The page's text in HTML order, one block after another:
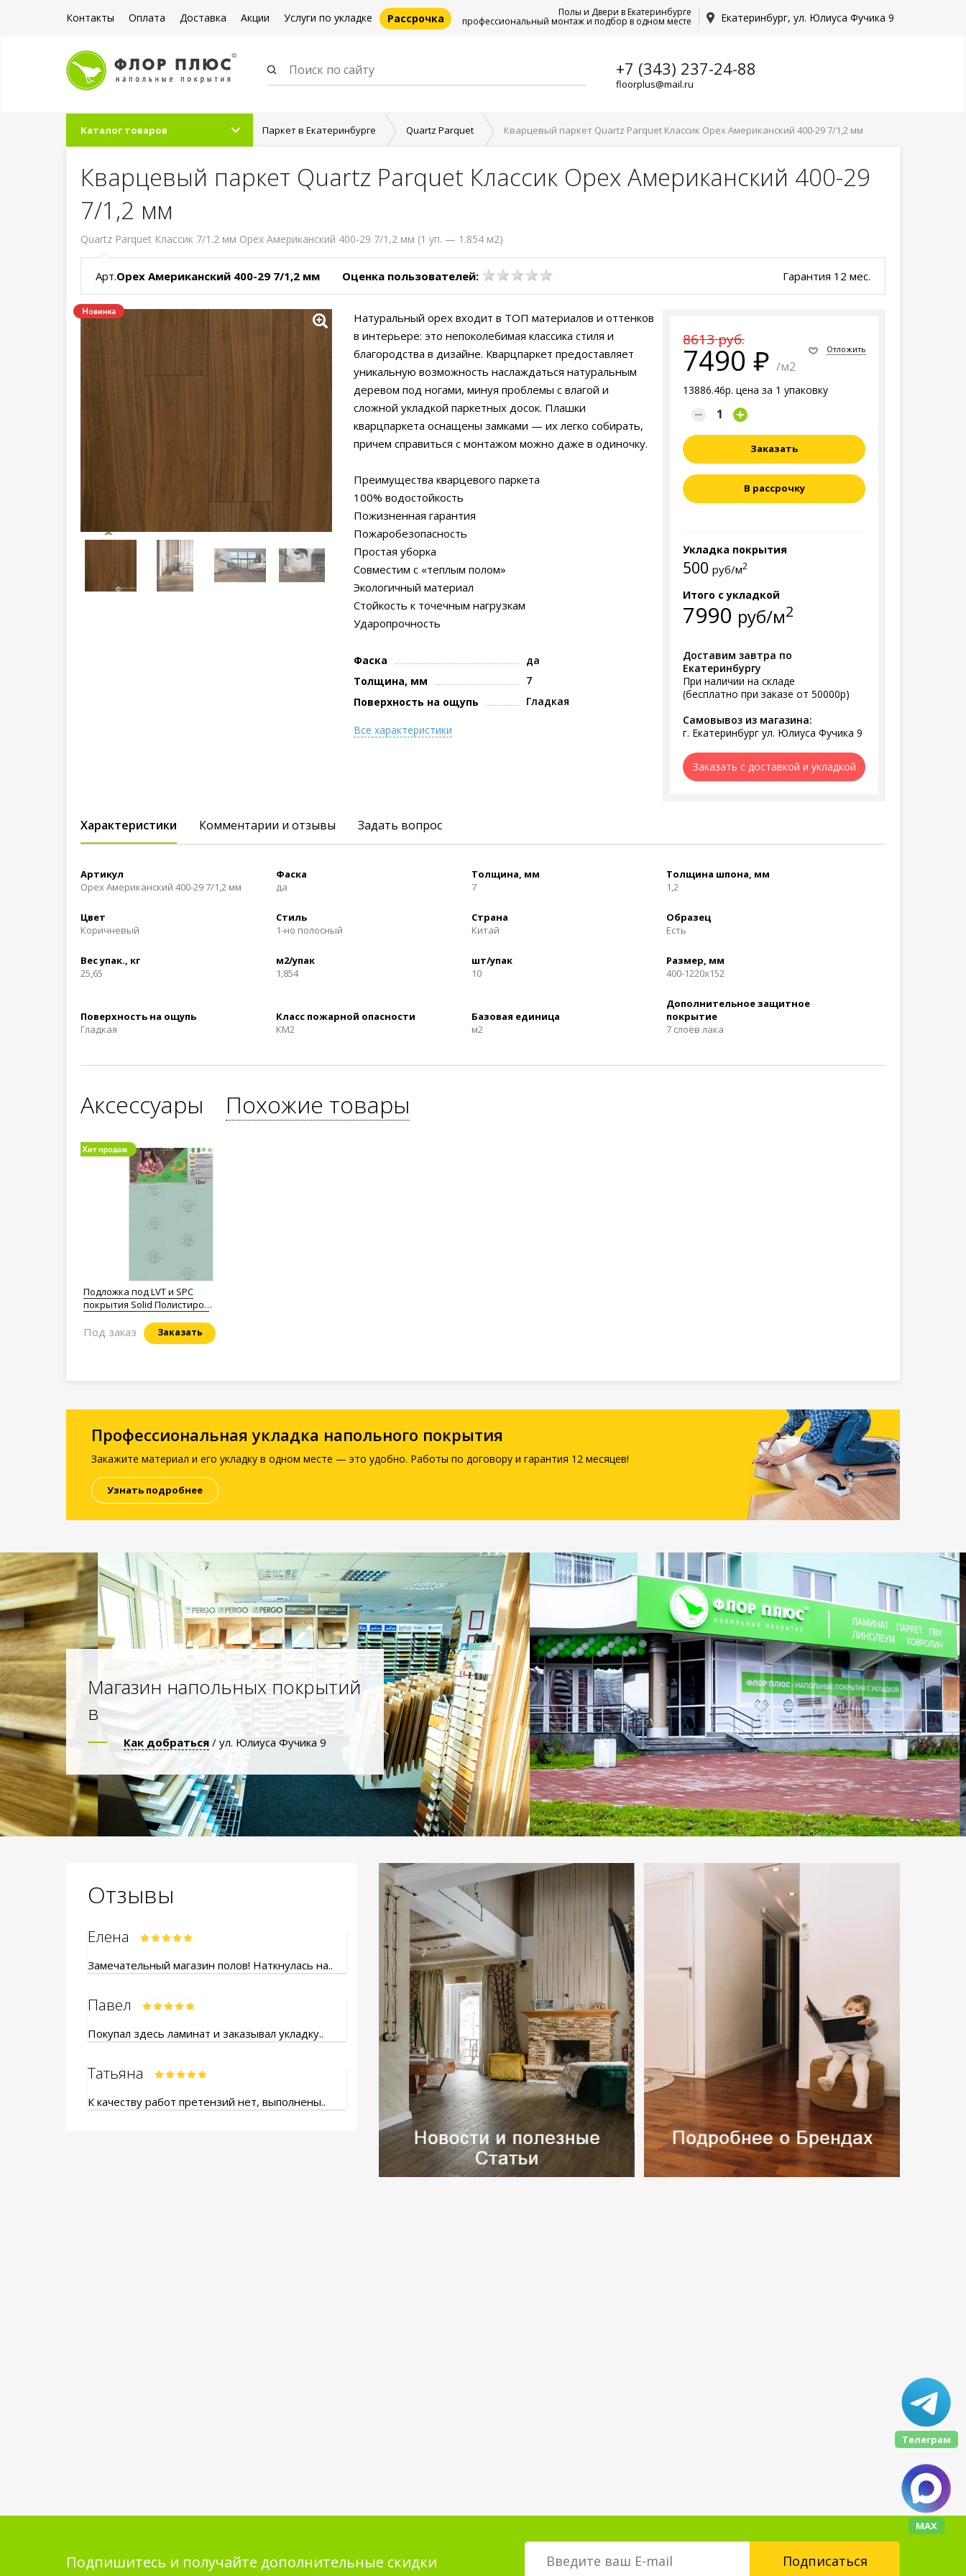
Контакты Оплата Доставка Акции Услуги по укладке Рассрочка Екатеринбург, ул. Юлиуса Фучика 9
Полы и Двери в Екатеринбурге
профессиональный монтаж и подбор в одном месте
+7 (343) 237-24-88
floorplus@mail.ru
Каталог товаров Паркет в Екатеринбурге Quartz Parquet Кварцевый паркет Quartz Parquet Классик Орех Американский 400-29 7/1,2 мм
Кварцевый паркет Quartz Parquet Классик Орех Американский 400-29
7/1,2 мм
Quartz Parquet Классик 7/1.2 мм Орех Американский 400-29 7/1,2 мм (1 уп. — 1.854 м2)
Арт.Орех Американский 400-29 7/1,2 мм Оценка пользователей: Гарантия 12 мес.
8613 руб.
7490 /м2
13886.46р. цена за 1 упаковку
Отложить
Заказать
В рассрочку
Укладка покрытия
500 руб/м2
Итого с укладкой
7990 руб/м2
Доставим завтра по
Екатеринбургу
При наличии на складе
(бесплатно при заказе от 50000р)
Самовывоз из магазина:
г. Екатеринбург ул. Юлиуса Фучика 9
Заказать с доставкой и укладкой
Натуральный орех входит в ТОП материалов и оттенков
в интерьере: это непоколебимая классика стиля и
благородства в дизайне. Кварцпаркет предоставляет
уникальную возможность наслаждаться натуральным
деревом под ногами, минуя проблемы с влагой и
сложной укладкой паркетных досок. Плашки
кварцпаркета оснащены замками — их легко собирать,
причем справиться с монтажом можно даже в одиночку.
Преимущества кварцевого паркета
100% водостойкость
Пожизненная гарантия
Пожаробезопасность
Простая уборка
Совместим с «теплым полом»
Экологичный материал
Стойкость к точечным нагрузкам
Ударопрочность
Фаска
да
Толщина, мм
7
Поверхность на ощупь
Гладкая
Все характеристики
Характеристики Комментарии и отзывы Задать вопрос
Артикул
Орех Американский 400-29 7/1,2 мм
Фаска
да
Толщина, мм
7
Толщина шпона, мм
1,2
Цвет
Коричневый
Стиль
1-но полосный
Страна
Китай
Образец
Есть
Вес упак., кг
25,65
м2/упак
1,854
шт/упак
10
Размер, мм
400-1220x152
Поверхность на ощупь
Гладкая
Класс пожарной опасности
КМ2
Базовая единица
м2
Дополнительное защитное
покрытие
7 слоёв лака
Аксессуары Похожие товары
Подложка под LVT и SPC
покрытия Solid Полистирол
Заказать
Под заказ
Профессиональная укладка напольного покрытия
Закажите материал и его укладку в одном месте — это удобно. Работы по договору и гарантия 12 месяцев!
Узнать подробнее
Магазин напольных покрытий
в
Как добраться / ул. Юлиуса Фучика 9
Отзывы
Елена
Замечательный магазин полов! Наткнулась на..
Павел
Покупал здесь ламинат и заказывал укладку..
Татьяна
К качеству работ претензий нет, выполнены..
Подпишитесь и получайте дополнительные скидки
Телеграм
МАХ